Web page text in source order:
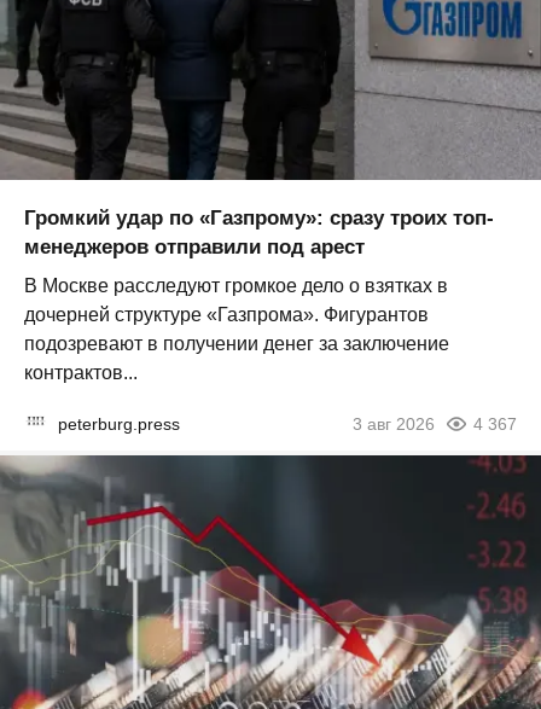
Громкий удар по «Газпрому»: сразу троих топ-
менеджеров отправили под арест
В Москве расследуют громкое дело о взятках в
дочерней структуре «Газпрома». Фигурантов
подозревают в получении денег за заключение
контрактов...
peterburg.press 3 авг 2026 4 367